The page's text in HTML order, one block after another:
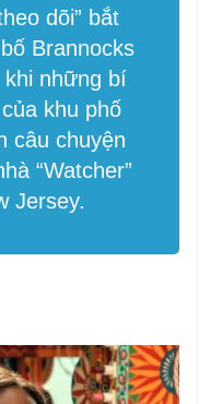
dõi” bắt
Brannocks
những bí
khu phố
câu chuyện
“Watcher”
Jersey.